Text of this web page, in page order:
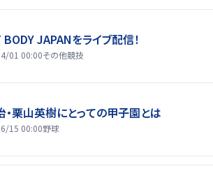
JAPANをライブ配信！
01 00:00その他競技
・栗山英樹にとっての甲子園とは
15 00:00野球